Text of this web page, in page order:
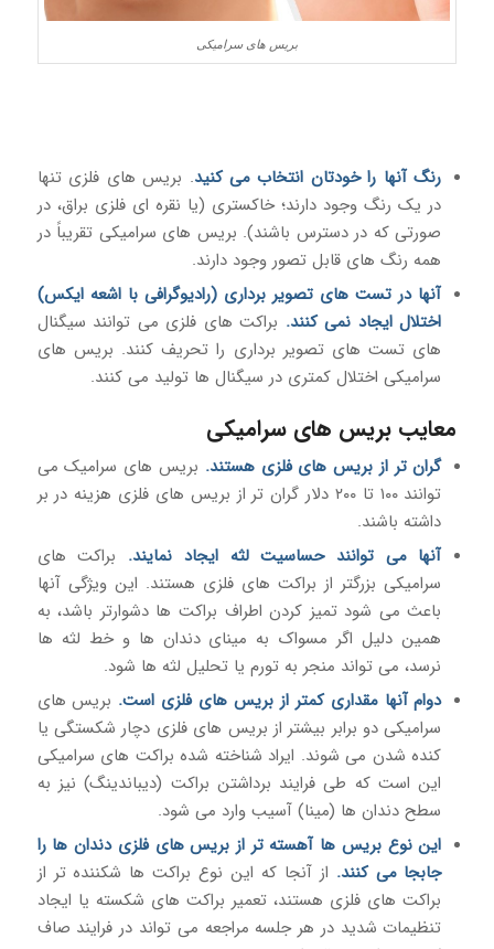
بریس های سرامیکی
رنگ آنها را خودتان انتخاب می کنید. بریس های فلزی تنها
در یک رنگ وجود دارند؛ خاکستری (یا نقره ای فلزی براق، در
صورتی که در دسترس باشند). بریس های سرامیکی تقریباً در
همه رنگ های قابل تصور وجود دارند.
آنها در تست های تصویر برداری (رادیوگرافی با اشعه ایکس)
اختلال ایجاد نمی کنند. براکت های فلزی می توانند سیگنال
های تست های تصویر برداری را تحریف کنند. بریس های
سرامیکی اختلال کمتری در سیگنال ها تولید می کنند.
معایب بریس های سرامیکی
گران تر از بریس های فلزی هستند. بریس های سرامیک می
توانند ۱۰۰ تا ۲۰۰ دلار گران تر از بریس های فلزی هزینه در بر
داشته باشند.
آنها می توانند حساسیت لثه ایجاد نمایند. براکت های
سرامیکی بزرگتر از براکت های فلزی هستند. این ویژگی آنها
باعث می شود تمیز کردن اطراف براکت ها دشوارتر باشد، به
همین دلیل اگر مسواک به مینای دندان ها و خط لثه ها
نرسد، می تواند منجر به تورم یا تحلیل لثه ها شود.
دوام آنها مقداری کمتر از بریس های فلزی است. بریس های
سرامیکی دو برابر بیشتر از بریس های فلزی دچار شکستگی یا
کنده شدن می شوند. ایراد شناخته شده براکت های سرامیکی
این است که طی فرایند برداشتن براکت (دیباندینگ) نیز به
سطح دندان ها (مینا) آسیب وارد می شود.
این نوع بریس ها آهسته تر از بریس های فلزی دندان ها را
جابجا می کنند. از آنجا که این نوع براکت ها شکننده تر از
براکت های فلزی هستند، تعمیر براکت های شکسته یا ایجاد
تنظیمات شدید در هر جلسه مراجعه می تواند در فرایند صاف